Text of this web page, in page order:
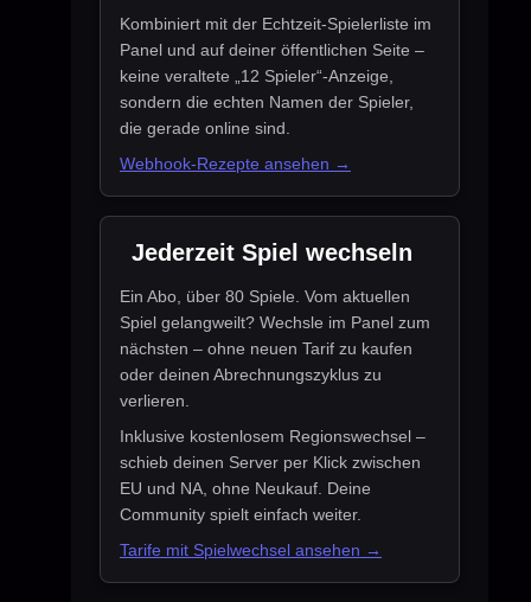
Kombiniert mit der Echtzeit-Spielerliste im
Panel und auf deiner öffentlichen Seite –
keine veraltete „12 Spieler“-Anzeige,
sondern die echten Namen der Spieler,
die gerade online sind.
Webhook-Rezepte ansehen →
Jederzeit Spiel wechseln
Ein Abo, über 80 Spiele. Vom aktuellen
Spiel gelangweilt? Wechsle im Panel zum
nächsten – ohne neuen Tarif zu kaufen
oder deinen Abrechnungszyklus zu
verlieren.
Inklusive kostenlosem Regionswechsel –
schieb deinen Server per Klick zwischen
EU und NA, ohne Neukauf. Deine
Community spielt einfach weiter.
Tarife mit Spielwechsel ansehen →